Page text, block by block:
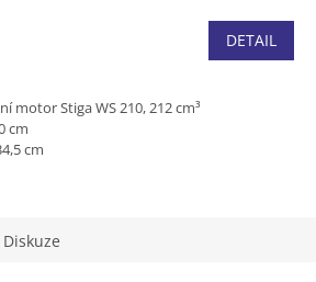
DETAIL
motor Stiga WS 210, 212 cm³
cm
cm
Diskuze